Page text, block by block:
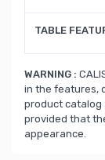
TABLE
WARNING :
in the features,
product catalog
provided that
appearance.